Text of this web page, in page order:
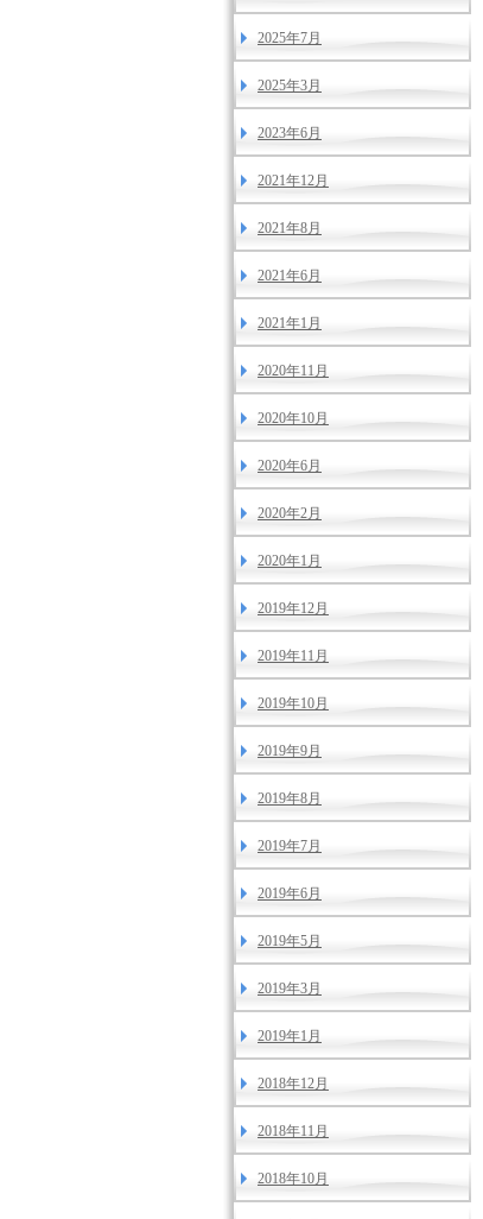
2025年7月
2025年3月
2023年6月
2021年12月
2021年8月
2021年6月
2021年1月
2020年11月
2020年10月
2020年6月
2020年2月
2020年1月
2019年12月
2019年11月
2019年10月
2019年9月
2019年8月
2019年7月
2019年6月
2019年5月
2019年3月
2019年1月
2018年12月
2018年11月
2018年10月